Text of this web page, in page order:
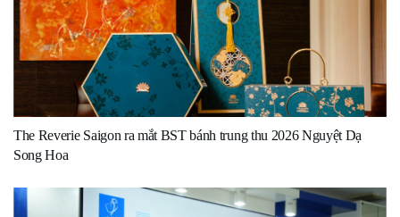
The Reverie Saigon ra mắt BST bánh trung thu 2026 Nguyệt Dạ
Song Hoa